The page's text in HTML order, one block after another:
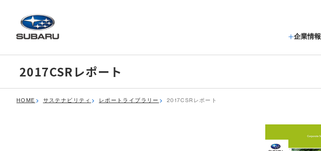
企業情報
2017CSRレポート
HOME サステナビリティ レポートライブラリー 2017CSRレポート